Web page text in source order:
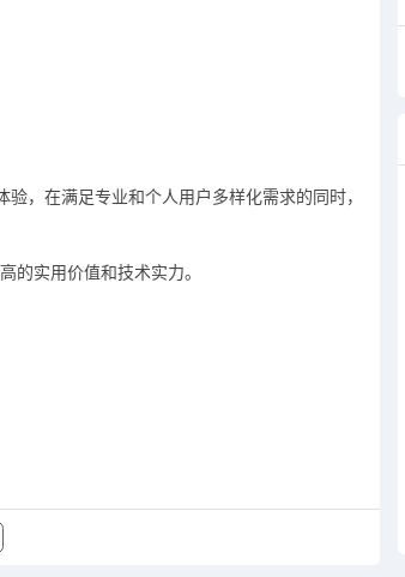
，在满足专业和个人用户多样化需求的同时，也
的实用价值和技术实力。